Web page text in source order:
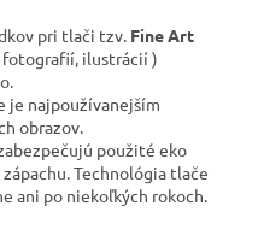
pri tlači tzv. Fine Art
fotografií, ilustrácií )
.
je najpoužívanejším
obrazov.
použité eko
Technológia tlače
ani po niekoľkých rokoch.